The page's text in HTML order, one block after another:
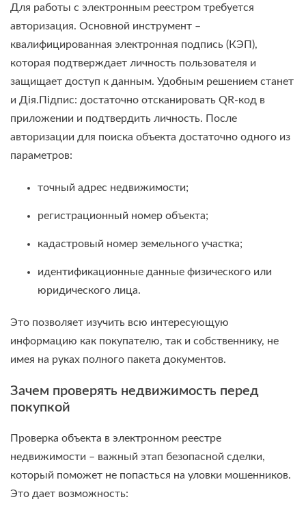
Для работы с электронным реестром требуется
авторизация. Основной инструмент –
квалифицированная электронная подпись (КЭП),
которая подтверждает личность пользователя и
защищает доступ к данным. Удобным решением станет
и Дія.Підпис: достаточно отсканировать QR-код в
приложении и подтвердить личность. После
авторизации для поиска объекта достаточно одного из
параметров:
точный адрес недвижимости;
регистрационный номер объекта;
кадастровый номер земельного участка;
идентификационные данные физического или
юридического лица.
Это позволяет изучить всю интересующую
информацию как покупателю, так и собственнику, не
имея на руках полного пакета документов.
Зачем проверять недвижимость перед
покупкой
Проверка объекта в электронном реестре
недвижимости – важный этап безопасной сделки,
который поможет не попасться на уловки мошенников.
Это дает возможность: